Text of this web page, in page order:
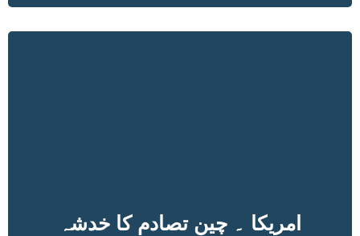
امریکا ۔ چین تصادم کا خدشہ